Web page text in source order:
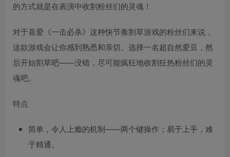
的方式就是在表演中收割粉丝们的灵魂！
对于喜爱《一击必杀》这种快节奏割草游戏的粉丝们来说，
这款游戏会让你感到熟悉和亲切。选择一名超自然爱豆，然
后开始割草吧——没错，尽可能疯狂地收割狂热粉丝们的灵
魂吧。
特点
简单，令人上瘾的机制——两个键操作；易于上手，难
于精通。